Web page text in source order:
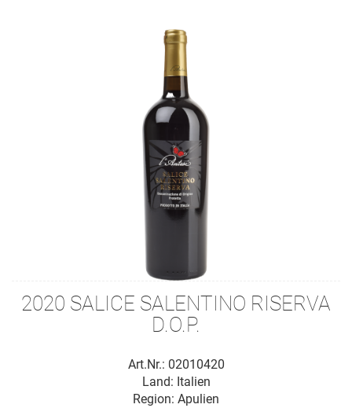
2020 SALICE SALENTINO RISERVA
D.O.P.
Art.Nr.: 02010420
Land: Italien
Region: Apulien